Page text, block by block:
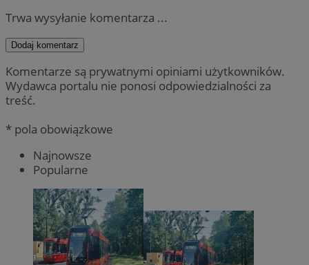
Trwa wysyłanie komentarza ...
Dodaj komentarz
Komentarze są prywatnymi opiniami użytkowników.
Wydawca portalu nie ponosi odpowiedzialności za
treść.
* pola obowiązkowe
Najnowsze
Popularne